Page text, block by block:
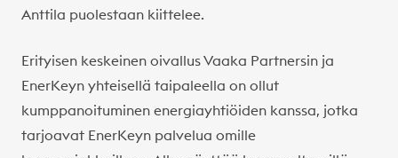
Anttila puolestaan kiittelee.
Erityisen keskeinen oivallus Vaaka Partnersin ja
EnerKeyn yhteisellä taipaleella on ollut
kumppanoituminen energiayhtiöiden kanssa, jotka
tarjoavat EnerKeyn palvelua omille